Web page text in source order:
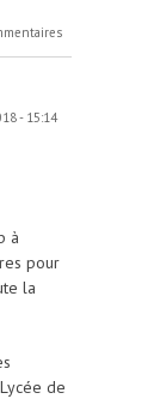
- 15:14
à
pour
la
de